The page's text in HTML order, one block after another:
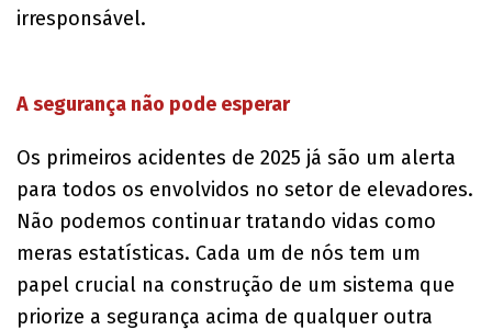
irresponsável.
A segurança não pode esperar
Os primeiros acidentes de 2025 já são um alerta
para todos os envolvidos no setor de elevadores.
Não podemos continuar tratando vidas como
meras estatísticas. Cada um de nós tem um
papel crucial na construção de um sistema que
priorize a segurança acima de qualquer outra